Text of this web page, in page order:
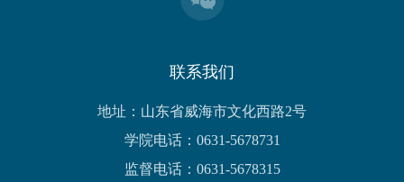
联系我们
地址：山东省威海市文化西路2号
学院电话：0631-5678731
监督电话：0631-5678315